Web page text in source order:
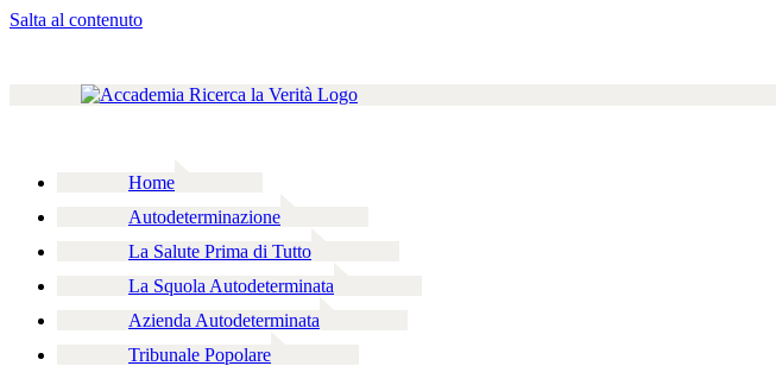
Salta al contenuto
Home
Autodeterminazione
La Salute Prima di Tutto
La Squola Autodeterminata
Azienda Autodeterminata
Tribunale Popolare